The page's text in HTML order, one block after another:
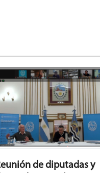
de diputadas y